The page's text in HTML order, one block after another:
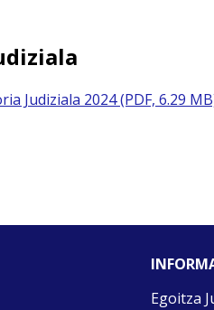
Judiziala 2024 (PDF, 6.29
Egoitza